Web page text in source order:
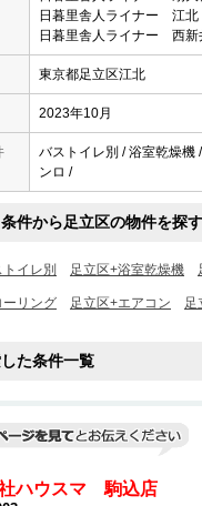
日暮里舎人ライナー 江
日暮里舎人ライナー 西
東京都足立区江北
2023年10月
バストイレ別 / 浴室乾燥機
ンロ /
件から足立区の物件を探す
イレ別 足立区+浴室乾燥機
ーリング 足立区+エアコン 足
た条件一覧
ハウスマ 駒込店